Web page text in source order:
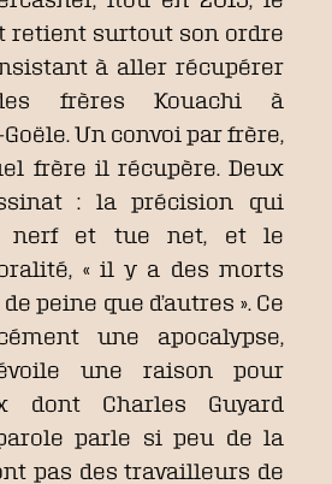
retient surtout son ordre
à aller récupérer
frères Kouachi à
Un convoi par frère,
frère il récupère. Deux
: la précision qui
nerf et tue net, et le
« il y a des morts
peine que d’autres ». Ce
une apocalypse,
une raison pour
dont Charles Guyard
parle si peu de la
pas des travailleurs de